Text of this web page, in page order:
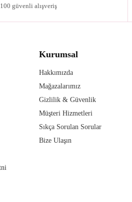
güvenli alışveriş
Kurumsal
Hakkımızda
Mağazalarımız
Gizlilik & Güvenlik
Müşteri Hizmetleri
Sıkça Sorulan Sorular
Bize Ulaşın